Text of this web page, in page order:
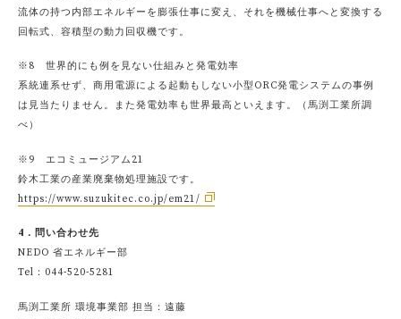
流体の持つ内部エネルギーを膨張仕事に変え、それを機械仕事へと変換する
回転式、容積型の動力回収機です。
※8 世界的にも例を見ない仕組みと発電効率
系統連系せず、商用電源による起動もしない小型ORC発電システムの事例
は見当たりません。また発電効率も世界最高といえます。（馬渕工業所調
べ）
※9 エコミュージアム21
鈴木工業の産業廃棄物処理施設です。
https://www.suzukitec.co.jp/em21/
4．問い合わせ先
NEDO 省エネルギー部
Tel：044-520-5281
馬渕工業所 環境事業部 担当：遠藤